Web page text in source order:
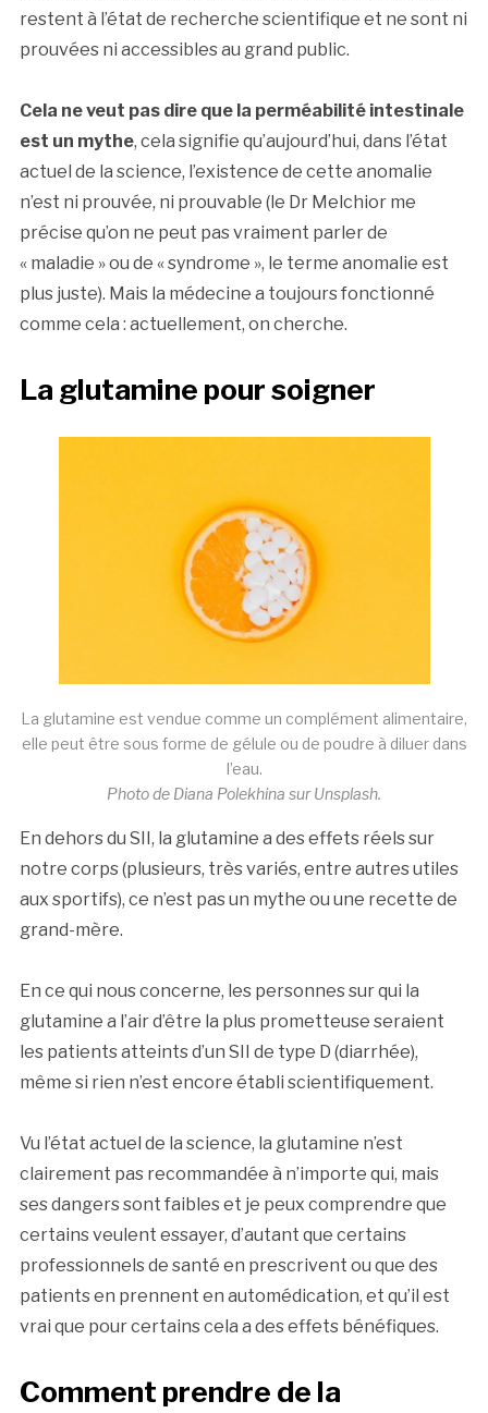
restent à l’état de recherche scientifique et ne sont ni
prouvées ni accessibles au grand public.
Cela ne veut pas dire que la perméabilité intestinale
est un mythe, cela signifie qu’aujourd’hui, dans l’état
actuel de la science, l’existence de cette anomalie
n’est ni prouvée, ni prouvable (le Dr Melchior me
précise qu’on ne peut pas vraiment parler de
« maladie » ou de « syndrome », le terme anomalie est
plus juste). Mais la médecine a toujours fonctionné
comme cela : actuellement, on cherche.
La glutamine pour soigner
La glutamine est vendue comme un complément alimentaire,
elle peut être sous forme de gélule ou de poudre à diluer dans
l’eau.
Photo de Diana Polekhina sur Unsplash.
En dehors du SII, la glutamine a des effets réels sur
notre corps (plusieurs, très variés, entre autres utiles
aux sportifs), ce n’est pas un mythe ou une recette de
grand-mère.
En ce qui nous concerne, les personnes sur qui la
glutamine a l’air d’être la plus prometteuse seraient
les patients atteints d’un SII de type D (diarrhée),
même si rien n’est encore établi scientifiquement.
Vu l’état actuel de la science, la glutamine n’est
clairement pas recommandée à n’importe qui, mais
ses dangers sont faibles et je peux comprendre que
certains veulent essayer, d’autant que certains
professionnels de santé en prescrivent ou que des
patients en prennent en automédication, et qu’il est
vrai que pour certains cela a des effets bénéfiques.
Comment prendre de la